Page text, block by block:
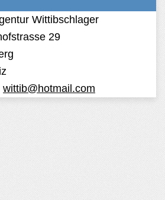
Wittibschlager
29
wittib@hotmail.com